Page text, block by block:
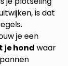
is dat
je een
je hond waar